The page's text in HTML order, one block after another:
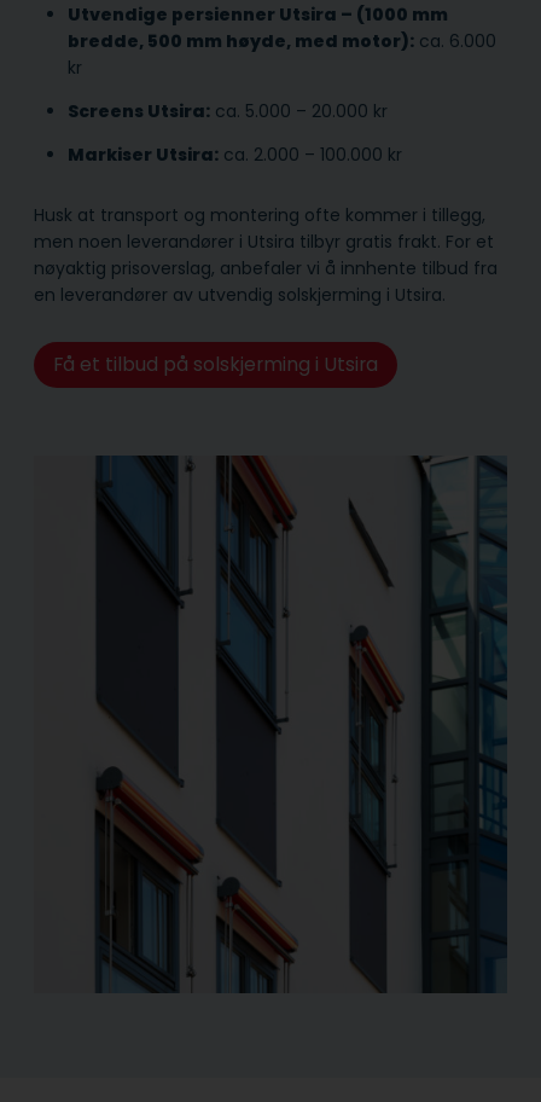
Utvendige persienner Utsira – (1000 mm
bredde, 500 mm høyde, med motor): ca. 6.000
kr
Screens Utsira: ca. 5.000 – 20.000 kr
Markiser Utsira: ca. 2.000 – 100.000 kr
Husk at transport og montering ofte kommer i tillegg,
men noen leverandører i Utsira tilbyr gratis frakt. For et
nøyaktig prisoverslag, anbefaler vi å innhente tilbud fra
en leverandører av utvendig solskjerming i Utsira.
Få et tilbud på solskjerming i Utsira